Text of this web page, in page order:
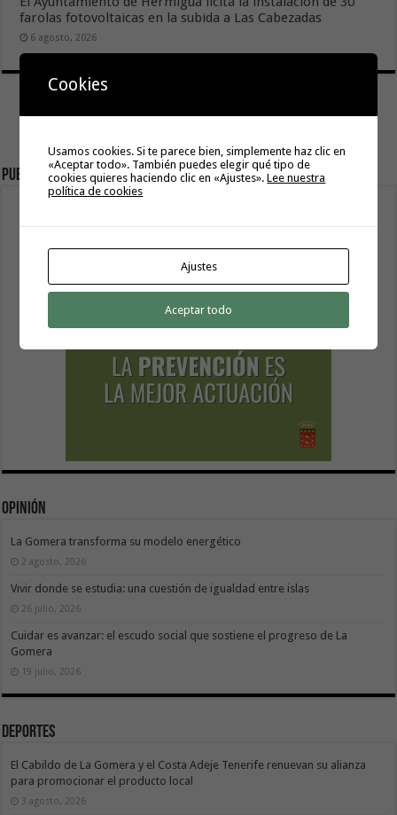
farolas fotovoltaicas en la subida a Las Cabezadas
6 agosto, 2026
Publicidad
Opinión
La Gomera transforma su modelo energético
2 agosto, 2026
Vivir donde se estudia: una cuestión de igualdad entre islas
26 julio, 2026
Cuidar es avanzar: el escudo social que sostiene el progreso de La
Gomera
19 julio, 2026
Deportes
El Cabildo de La Gomera y el Costa Adeje Tenerife renuevan su alianza
para promocionar el producto local
3 agosto, 2026
Cookies
Usamos cookies. Si te parece bien, simplemente haz clic en
«Aceptar todo». También puedes elegir qué tipo de
cookies quieres haciendo clic en «Ajustes».Lee nuestra
política de cookies
Ajustes
Aceptar todo